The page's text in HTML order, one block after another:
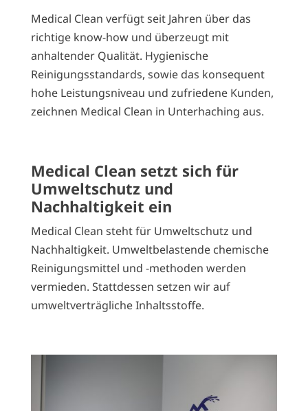
Medical Clean verfügt seit Jahren über das
richtige know-how und überzeugt mit
anhaltender Qualität. Hygienische
Reinigungsstandards, sowie das konsequent
hohe Leistungsniveau und zufriedene Kunden,
zeichnen Medical Clean in Unterhaching aus.
Medical Clean setzt sich für
Umweltschutz und
Nachhaltigkeit ein
Medical Clean steht für Umweltschutz und
Nachhaltigkeit. Umweltbelastende chemische
Reinigungsmittel und -methoden werden
vermieden. Stattdessen setzen wir auf
umweltverträgliche Inhaltsstoffe.